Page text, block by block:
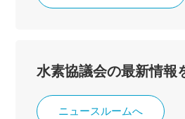
水素協議会の最新情報
ニュースルームへ